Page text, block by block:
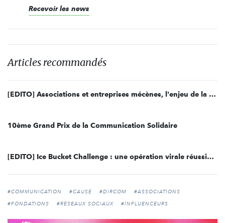
Recevoir les news
Articles recommandés
[EDITO] Associations et entreprises mécènes, l'enjeu de la communication web
10ème Grand Prix de la Communication Solidaire
[EDITO] Ice Bucket Challenge : une opération virale réussie et une polémique
#COMMUNICATION #CAUSE #DIRCOM
#ASSOCIATIONS
#FONDATIONS
#RÉSEAUX SOCIAUX #INFLUENCEURS